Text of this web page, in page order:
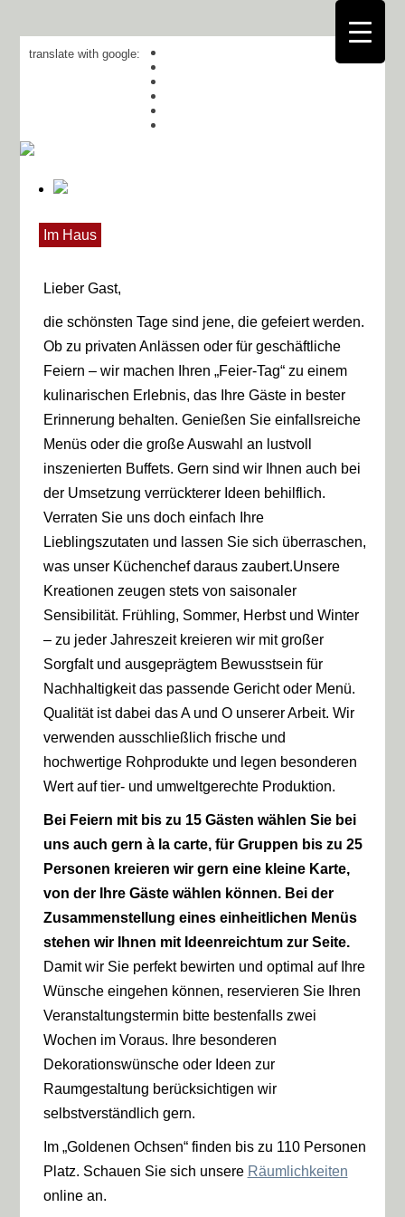
translate with google:
Im Haus
Lieber Gast,
die schönsten Tage sind jene, die gefeiert werden.
Ob zu privaten Anlässen oder für geschäftliche
Feiern – wir machen Ihren „Feier-Tag“ zu einem
kulinarischen Erlebnis, das Ihre Gäste in bester
Erinnerung behalten. Genießen Sie einfallsreiche
Menüs oder die große Auswahl an lustvoll
inszenierten Buffets. Gern sind wir Ihnen auch bei
der Umsetzung verrückterer Ideen behilflich.
Verraten Sie uns doch einfach Ihre
Lieblingszutaten und lassen Sie sich überraschen,
was unser Küchenchef daraus zaubert.Unsere
Kreationen zeugen stets von saisonaler
Sensibilität. Frühling, Sommer, Herbst und Winter
– zu jeder Jahreszeit kreieren wir mit großer
Sorgfalt und ausgeprägtem Bewusstsein für
Nachhaltigkeit das passende Gericht oder Menü.
Qualität ist dabei das A und O unserer Arbeit. Wir
verwenden ausschließlich frische und
hochwertige Rohprodukte und legen besonderen
Wert auf tier- und umweltgerechte Produktion.
Bei Feiern mit bis zu 15 Gästen wählen Sie bei
uns auch gern à la carte, für Gruppen bis zu 25
Personen kreieren wir gern eine kleine Karte,
von der Ihre Gäste wählen können. Bei der
Zusammenstellung eines einheitlichen Menüs
stehen wir Ihnen mit Ideenreichtum zur Seite.
Damit wir Sie perfekt bewirten und optimal auf Ihre
Wünsche eingehen können, reservieren Sie Ihren
Veranstaltungstermin bitte bestenfalls zwei
Wochen im Voraus. Ihre besonderen
Dekorationswünsche oder Ideen zur
Raumgestaltung berücksichtigen wir
selbstverständlich gern.
Im „Goldenen Ochsen“finden bis zu 110 Personen
Platz. Schauen Sie sich unsere Räumlichkeiten
online an.